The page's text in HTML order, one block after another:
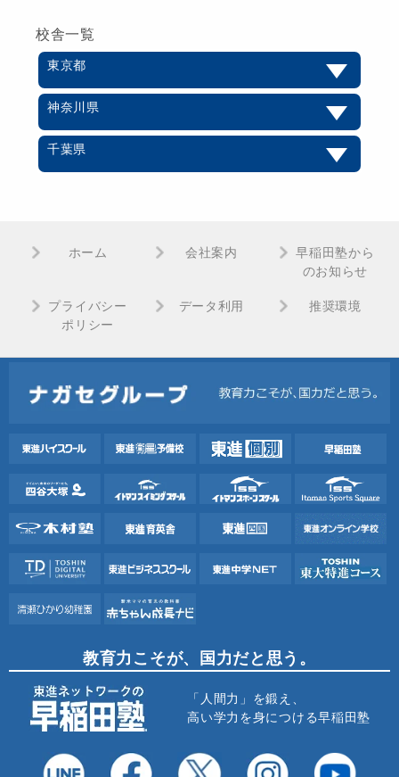
校舎一覧
東京都
神奈川県
千葉県
ホーム 会社案内
早稲田塾から
のお知らせ
プライバシー
ポリシー
データ利用 推奨環境
教育力こそが、国力だと思う。
「人間力」を鍛え、
高い学力を身につける早稲田塾